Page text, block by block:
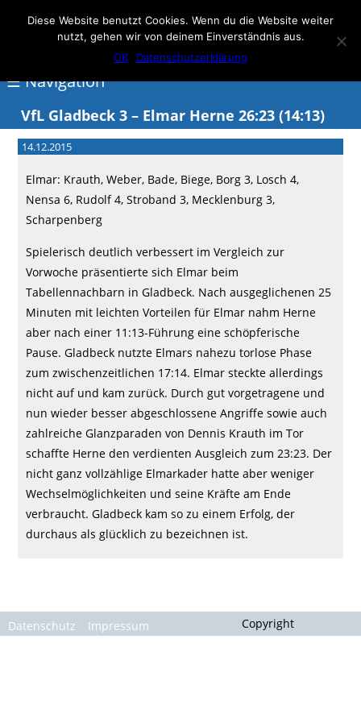
Elmar Herne 22
100% Handball
☰ Navigation
Elmar
Herne
Events
Handball
Schwimmen
login
Gallerie
VfL Gladbeck 3 – Elmar Herne 26:23 (14:13)
14.12.2015
Elmar: Krauth, Weber, Bade, Biege, Borg 3, Losch 4,
Nensa 6, Rudolf 4, Stroband 3, Mecklenburg 3,
Scharpenberg
Spielerisch deutlich verbessert im Vergleich zur
Vorwoche präsentierte sich Elmar beim
Tabellennachbarn in Gladbeck. Nach ausgeglichenen 25
Minuten mit leichten Vorteilen für Elmar nahm Herne
aber nach einer 11:13-Führung eine schöpferische
Pause. Gladbeck nutzte Elmars nahezu torlose Phase
zum zwischenzeitlichen 17:14. Elmar steckte allerdings
nicht auf und kam zurück. Durch gut vorgetragene und
nun wieder besser abgeschlossene Angriffe sowie auch
zahlreiche Glanzparaden von Dennis Krauth im Tor
schaffte Herne den verdienten Ausgleich zum 23:23. Der
nicht ganz vollzählige Elmarkader hatte aber weniger
Wechselmöglichkeiten und seine Kräfte am Ende
verbraucht. Gladbeck kam so zu einem Erfolg, der
durchaus als glücklich zu bezeichnen ist.
Datenschutz Impressum Copyright
Diese Website benutzt Cookies. Wenn du die Website weiter
nutzt, gehen wir von deinem Einverständnis aus.
OK
Datenschutzerklärung